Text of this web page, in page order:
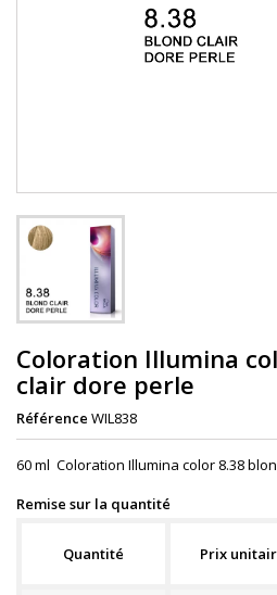
Coloration Illumina
clair dore perle
Référence WIL838
60 ml Coloration Illumina color 8.38
Remise sur la quantité
Quantité Prix